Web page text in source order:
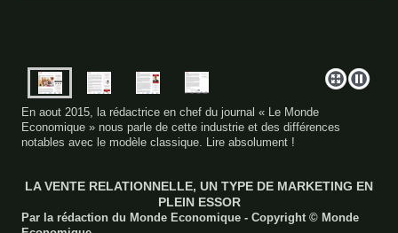
En aout 2015, la rédactrice en chef du journal « Le Monde
Economique » nous parle de cette industrie et des différences
notables avec le modèle classique. Lire absolument !
LA VENTE RELATIONNELLE, UN TYPE DE MARKETING EN
PLEIN ESSOR
Par la rédaction du Monde Economique - Copyright © Monde